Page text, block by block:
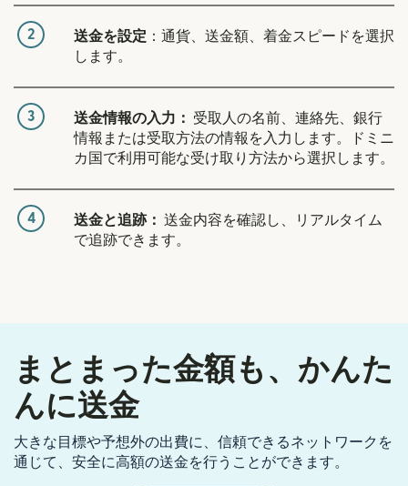
2 送金を設定 ：通貨、送金額、着金スピードを選択
します。
3 送金情報の入力：
受取人の名前、連絡先、銀行
情報または受取方法の情報を入力します。ドミニ
カ国で利用可能な受け取り方法から選択します。
4 送金と追跡： 送金内容を確認し、リアルタイム
で追跡できます。
まとまった金額も、かんた
んに送金
大きな目標や予想外の出費に、信頼できるネットワークを
通じて、安全に高額の送金を行うことができます。